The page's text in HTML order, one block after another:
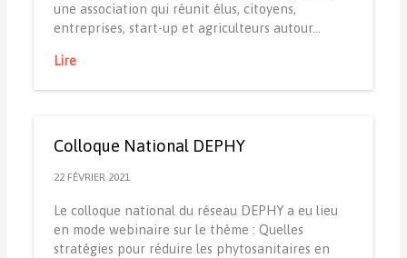
une association qui réunit élus, citoyens,
entreprises, start-up et agriculteurs autour…
Lire
Colloque National DEPHY
22 FÉVRIER 2021
Le colloque national du réseau DEPHY a eu lieu
en mode webinaire sur le thème : Quelles
stratégies pour réduire les phytosanitaires en